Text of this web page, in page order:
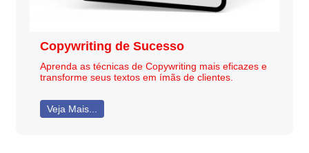
Copywriting de Sucesso
Aprenda as técnicas de Copywriting mais eficazes e
transforme seus textos em ímãs de clientes.
Veja Mais...